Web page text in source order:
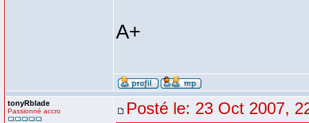
A+
tonyRblade
Passionné accro Posté le: 23 Oct 2007,